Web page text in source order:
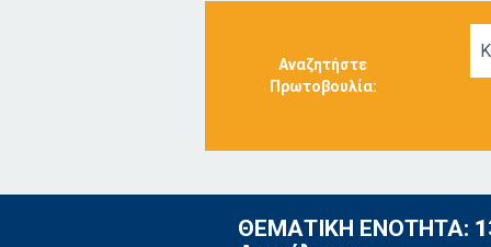
Αναζητήστε
Πρωτοβουλία:
ΘΕΜΑΤΙΚΗ ΕΝΟΤΗΤΑ: